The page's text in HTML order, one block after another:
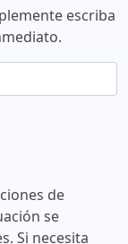
escriba
de
se
Si necesita